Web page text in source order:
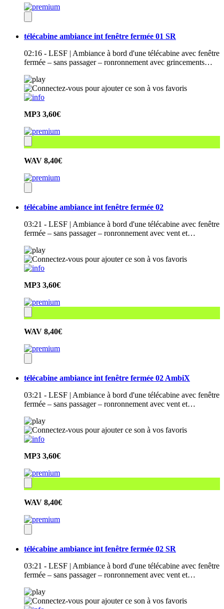
télécabine ambiance int fenêtre fermée 01 SR
02:16 - LESF | Ambiance à bord d'une télécabine avec fenêtre
fermée – sans passager – ronronnement avec grincements…
MP3 3,60€
WAV 8,40€
télécabine ambiance int fenêtre fermée 02
03:21 - LESF | Ambiance à bord d'une télécabine avec fenêtre
fermée – sans passager – ronronnement avec vent et…
MP3 3,60€
WAV 8,40€
télécabine ambiance int fenêtre fermée 02 AmbiX
03:21 - LESF | Ambiance à bord d'une télécabine avec fenêtre
fermée – sans passager – ronronnement avec vent et…
MP3 3,60€
WAV 8,40€
télécabine ambiance int fenêtre fermée 02 SR
03:21 - LESF | Ambiance à bord d'une télécabine avec fenêtre
fermée – sans passager – ronronnement avec vent et…